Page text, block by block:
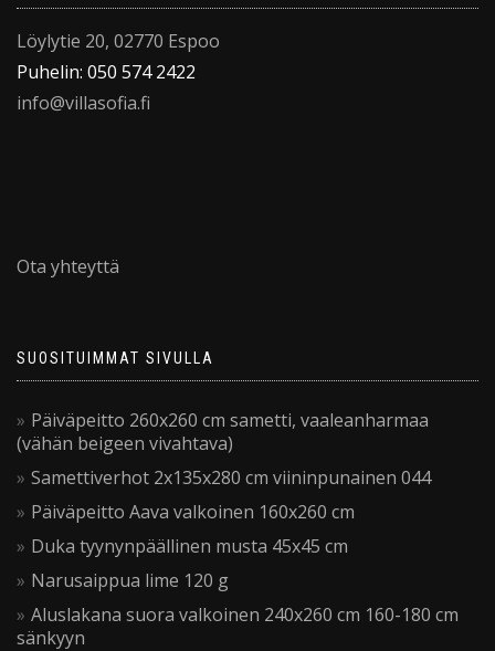
Löylytie 20, 02770 Espoo
Puhelin: 050 574 2422
info@villasofia.fi
Ota yhteyttä
SUOSITUIMMAT SIVULLA
Päiväpeitto 260x260 cm sametti, vaaleanharmaa
(vähän beigeen vivahtava)
Samettiverhot 2x135x280 cm viininpunainen 044
Päiväpeitto Aava valkoinen 160x260 cm
Duka tyynynpäällinen musta 45x45 cm
Narusaippua lime 120 g
Aluslakana suora valkoinen 240x260 cm 160-180 cm
sänkyyn